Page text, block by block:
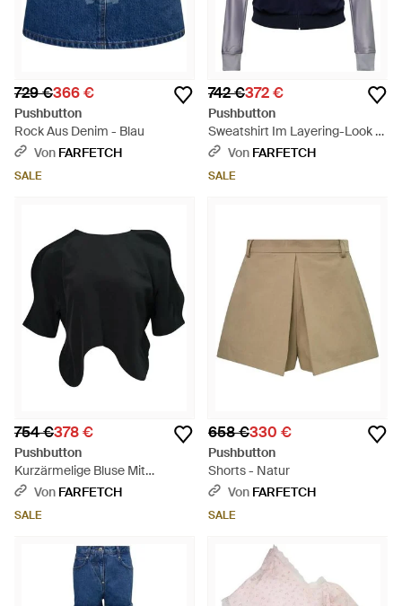
729 €366 €
Pushbutton
Rock Aus Denim - Blau
Von FARFETCH
SALE
742 €372 €
Pushbutton
Sweatshirt Im Layering-Look -
BlauVon FARFETCH
SALE
754 €378 €
Pushbutton
Kurzärmelige Bluse Mit
Gewelltem Saum - Schwarz
Von FARFETCH
SALE
658 €330 €
Pushbutton
Shorts - Natur
Von FARFETCH
SALE